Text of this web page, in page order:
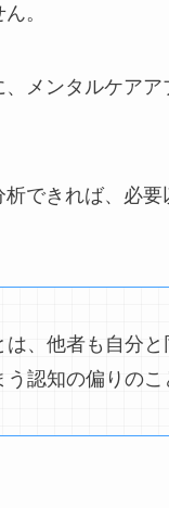
。
メンタルケア
できれば、必
、他者も自分
認知の偏りのこ